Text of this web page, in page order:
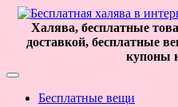
Халява, бесплатные
доставкой, бесплатные
купоны
Бесплатные вещи